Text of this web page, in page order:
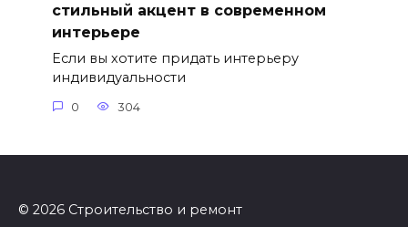
стильный акцент в современном
интерьере
Если вы хотите придать интерьеру
индивидуальности
0 304
© 2026 Строительство и ремонт